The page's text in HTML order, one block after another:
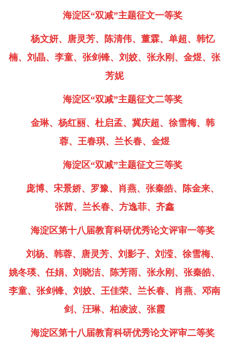
海淀区“双减”主题征文一等奖
杨文妍、唐灵芳、陈清伟、董霖、单超、韩忆
楠、刘晶、李童、张剑锋、刘姣、张永刚、金煜、张
芳妮
海淀区“双减”主题征文二等奖
金琳、杨红丽、杜启孟、冀庆超、徐雪梅、韩
蓉、王春琪、兰长春、金煜
海淀区“双减”主题征文三等奖
庞博、宋景娇、罗豫、肖燕、张秦皓、陈金来、
张茜、兰长春、方逸菲、齐鑫
海淀区第十八届教育科研优秀论文评审一等奖
刘杨、韩蓉、唐灵芳、刘影子、刘滢、徐雪梅、
姚冬瑛、任娟、刘晓洁、陈芳雨、张永刚、张秦皓、
李童、张剑锋、刘姣、王佳荣、兰长春、肖燕、邓南
剑、汪琳、柏凌波、张霞
海淀区第十八届教育科研优秀论文评审二等奖